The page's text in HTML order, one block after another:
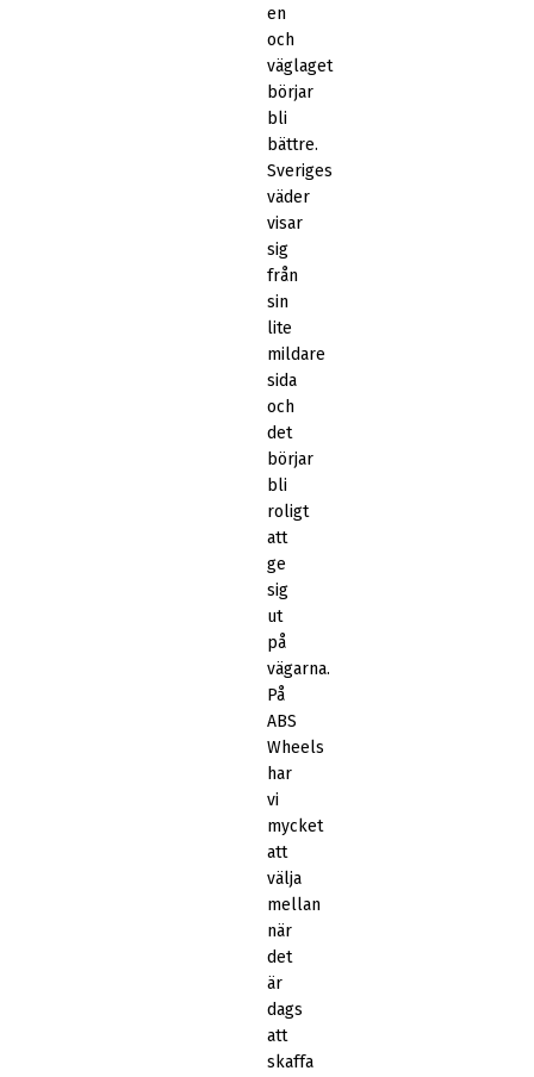
en
och
väglaget
börjar
bli
bättre.
Sveriges
väder
visar
sig
från
sin
lite
mildare
sida
och
det
börjar
bli
roligt
att
ge
sig
ut
på
vägarna.
På
ABS
Wheels
har
vi
mycket
att
välja
mellan
när
det
är
dags
att
skaffa